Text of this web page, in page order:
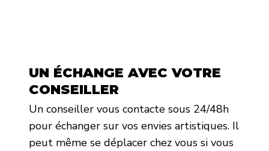
UN ÉCHANGE AVEC VOTRE
CONSEILLER
Un conseiller vous contacte sous 24/48h
pour échanger sur vos envies artistiques. Il
peut même se déplacer chez vous si vous